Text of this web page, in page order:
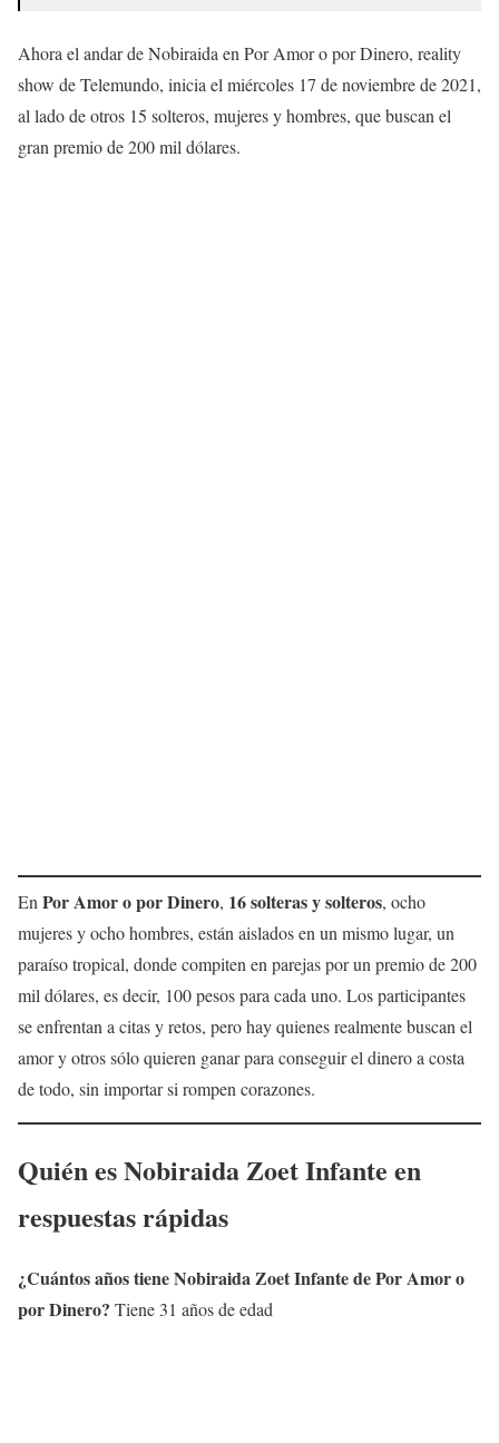
Ahora el andar de Nobiraida en Por Amor o por Dinero, reality
show de Telemundo, inicia el miércoles 17 de noviembre de 2021,
al lado de otros 15 solteros, mujeres y hombres, que buscan el
gran premio de 200 mil dólares.
En Por Amor o por Dinero, 16 solteras y solteros, ocho
mujeres y ocho hombres, están aislados en un mismo lugar, un
paraíso tropical, donde compiten en parejas por un premio de 200
mil dólares, es decir, 100 pesos para cada uno. Los participantes
se enfrentan a citas y retos, pero hay quienes realmente buscan el
amor y otros sólo quieren ganar para conseguir el dinero a costa
de todo, sin importar si rompen corazones.
Quién esNobiraida Zoet Infante en
respuestas rápidas
¿Cuántos años tieneNobiraida Zoet Infantede Por Amor o
por Dinero? Tiene 31 años de edad